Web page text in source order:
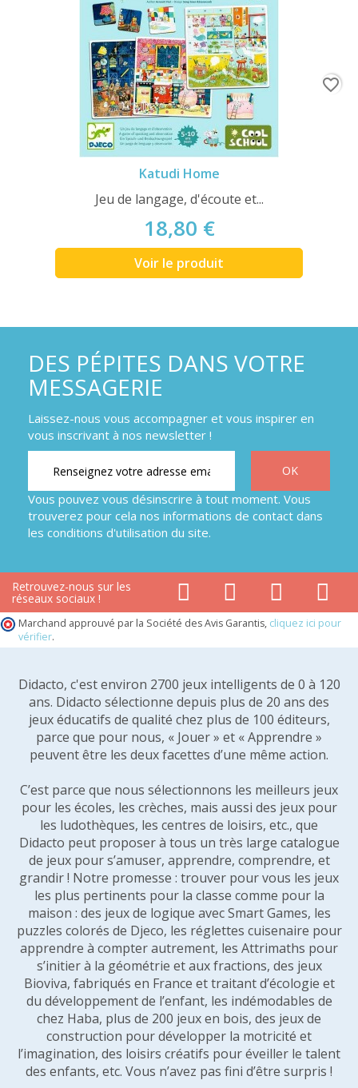
Katudi Home
Jeu de langage, d'écoute et...
18,80 €
Voir le produit
favorite_border
DES PÉPITES DANS VOTRE
MESSAGERIE
Laissez-nous vous accompagner et vous inspirer en
vous inscrivant à nos newsletter !
Vous pouvez vous désinscrire à tout moment. Vous
trouverez pour cela nos informations de contact dans
les conditions d'utilisation du site.
Retrouvez-nous sur les
réseaux sociaux !
Marchand approuvé par la Société des Avis Garantis, cliquez ici pour
vérifier.
Didacto, c'est environ 2700 jeux intelligents de 0 à 120
ans. Didacto sélectionne depuis plus de 20 ans des
jeux éducatifs de qualité chez plus de 100 éditeurs,
parce que pour nous, « Jouer » et « Apprendre »
peuvent être les deux facettes d’une même action.
C’est parce que nous sélectionnons les meilleurs jeux
pour les écoles, les crèches, mais aussi des jeux pour
les ludothèques, les centres de loisirs, etc., que
Didacto peut proposer à tous un très large catalogue
de jeux pour s’amuser, apprendre, comprendre, et
grandir ! Notre promesse : trouver pour vous les jeux
les plus pertinents pour la classe comme pour la
maison : des jeux de logique avec Smart Games, les
puzzles colorés de Djeco, les réglettes cuisenaire pour
apprendre à compter autrement, les Attrimaths pour
s’initier à la géométrie et aux fractions, des jeux
Bioviva, fabriqués en France et traitant d’écologie et
du développement de l’enfant, les indémodables de
chez Haba, plus de 200 jeux en bois, des jeux de
construction pour développer la motricité et
l’imagination, des loisirs créatifs pour éveiller le talent
des enfants, etc. Vous n’avez pas fini d’être surpris !